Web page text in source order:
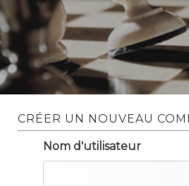
CRÉER UN NOUVEAU
Nom d'utilisateur